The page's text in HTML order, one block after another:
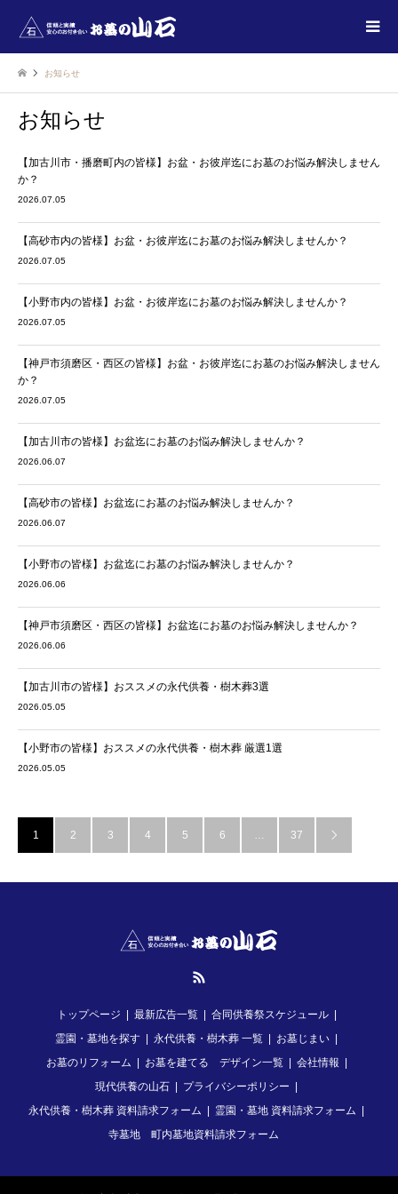
お知らせ
お知らせ
【加古川市・播磨町内の皆様】お盆・お彼岸迄にお墓のお悩み解決しません
か？
2026.07.05
【高砂市内の皆様】お盆・お彼岸迄にお墓のお悩み解決しませんか？
2026.07.05
【小野市内の皆様】お盆・お彼岸迄にお墓のお悩み解決しませんか？
2026.07.05
【神戸市須磨区・西区の皆様】お盆・お彼岸迄にお墓のお悩み解決しません
か？
2026.07.05
【加古川市の皆様】お盆迄にお墓のお悩み解決しませんか？
2026.06.07
【高砂市の皆様】お盆迄にお墓のお悩み解決しませんか？
2026.06.07
【小野市の皆様】お盆迄にお墓のお悩み解決しませんか？
2026.06.06
【神戸市須磨区・西区の皆様】お盆迄にお墓のお悩み解決しませんか？
2026.06.06
【加古川市の皆様】おススメの永代供養・樹木葬3選
2026.05.05
【小野市の皆様】おススメの永代供養・樹木葬 厳選1選
2026.05.05
1 2 3 4 5 6 … 37 
トップページ 最新広告一覧
合同供養祭スケジュール
霊園・墓地を探す
永代供養・樹木葬 一覧
お墓じまい
お墓のリフォーム
お墓を建てる デザイン一覧
会社情報
現代供養の山石
プライバシーポリシー
永代供養・樹木葬 資料請求フォーム
霊園・墓地 資料請求フォーム
寺墓地 町内墓地資料請求フォーム